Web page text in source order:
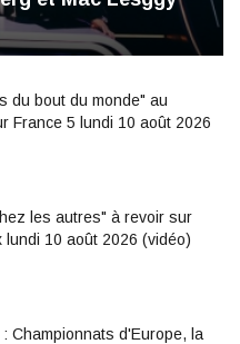
du bout du monde" au
France 5 lundi 10 août 2026
les autres" à revoir sur
lundi 10 août 2026 (vidéo)
Championnats d'Europe, la